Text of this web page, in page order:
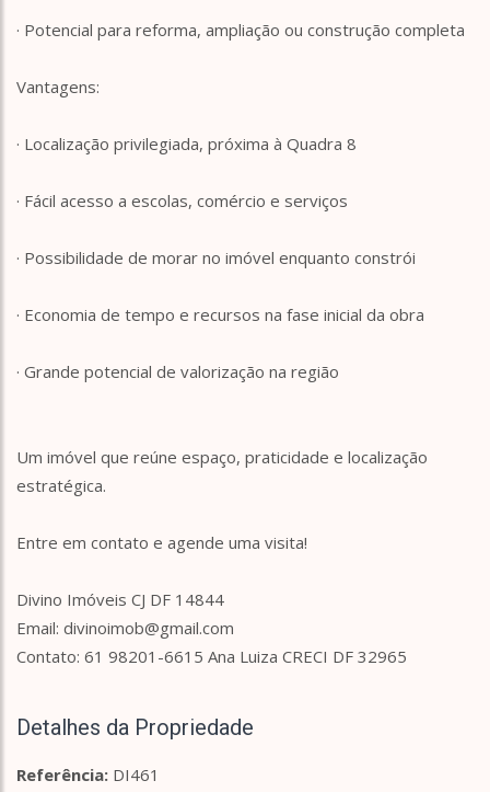
· Potencial para reforma, ampliação ou construção completa
Vantagens:
· Localização privilegiada, próxima à Quadra 8
· Fácil acesso a escolas, comércio e serviços
· Possibilidade de morar no imóvel enquanto constrói
· Economia de tempo e recursos na fase inicial da obra
· Grande potencial de valorização na região
Um imóvel que reúne espaço, praticidade e localização
estratégica.
Entre em contato e agende uma visita!
Divino Imóveis CJ DF 14844
Email: divinoimob@gmail.com
Contato: 61 98201-6615 Ana Luiza CRECI DF 32965
Detalhes da Propriedade
Referência: DI461